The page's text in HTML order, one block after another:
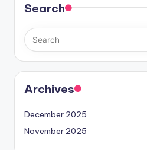
Search
Archives
December 2025
November 2025